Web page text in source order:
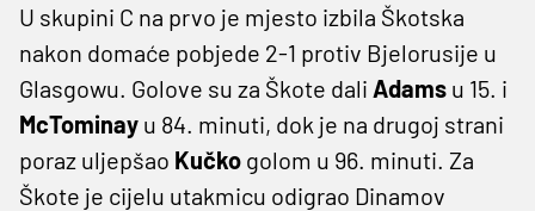
U skupini C na prvo je mjesto izbila Škotska
nakon domaće pobjede 2-1 protiv Bjelorusije u
Glasgowu. Golove su za Škote dali Adams u 15. i
McTominay u 84. minuti, dok je na drugoj strani
poraz uljepšao Kučko golom u 96. minuti. Za
Škote je cijelu utakmicu odigrao Dinamov